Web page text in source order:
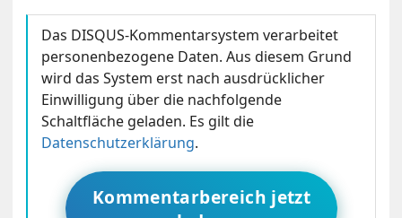
Das DISQUS-Kommentarsystem verarbeitet
personenbezogene Daten. Aus diesem Grund
wird das System erst nach ausdrücklicher
Einwilligung über die nachfolgende
Schaltfläche geladen. Es gilt die
Datenschutzerklärung.
Kommentarbereich jetzt